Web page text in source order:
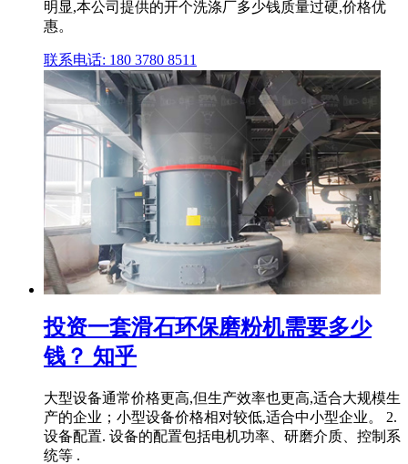
明显,本公司提供的开个洗涤厂多少钱质量过硬,价格优
惠。
联系电话: 180 3780 8511
投资一套滑石环保磨粉机需要多少
钱？ 知乎
大型设备通常价格更高,但生产效率也更高,适合大规模生
产的企业；小型设备价格相对较低,适合中小型企业。 2.
设备配置. 设备的配置包括电机功率、研磨介质、控制系
统等 .